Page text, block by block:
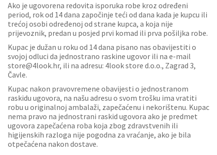
Ako je ugovorena redovita isporuka robe kroz određeni
period, rok od 14 dana započinje teći od dana kada je kupcu ili
trećoj osobi određenoj od strane kupca, a koja nije
prijevoznik, predan u posjed prvi komad ili prva pošiljka robe.
Kupac je dužan u roku od 14 dana pisano nas obavijestiti o
svojoj odluci da jednostrano raskine ugovor ili na e-mail
store@4look.hr, ili na adresu: 4look store d.o.o., Zagrad 3,
Čavle.
Kupac nakon pravovremene obavijesti o jednostranom
raskidu ugovora, na našu adresu o svom trošku ima vratiti
robu u originalnoj ambalaži, zapečaćenu i nekorištenu. Kupac
nema pravo na jednostrani raskid ugovora ako je predmet
ugovora zapečaćena roba koja zbog zdravstvenih ili
higijenskih razloga nije pogodna za vraćanje, ako je bila
otpečaćena nakon dostave.